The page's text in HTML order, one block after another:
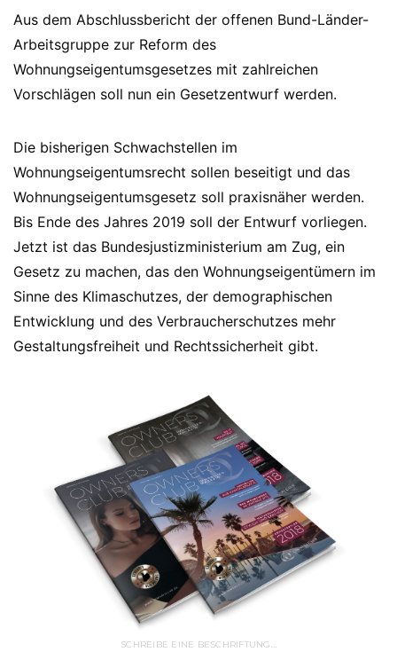
Aus dem Abschlussbericht der offenen Bund-Länder-
Arbeitsgruppe zur Reform des
Wohnungseigentumsgesetzes mit zahlreichen
Vorschlägen soll nun ein Gesetzentwurf werden.
Die bisherigen Schwachstellen im
Wohnungseigentumsrecht sollen beseitigt und das
Wohnungseigentumsgesetz soll praxisnäher werden.
Bis Ende des Jahres 2019 soll der Entwurf vorliegen.
Jetzt ist das Bundesjustizministerium am Zug, ein
Gesetz zu machen, das den Wohnungseigentümern im
Sinne des Klimaschutzes, der demographischen
Entwicklung und des Verbraucherschutzes mehr
Gestaltungsfreiheit und Rechtssicherheit gibt.
SCHREIBE EINE BESCHRIFTUNG…